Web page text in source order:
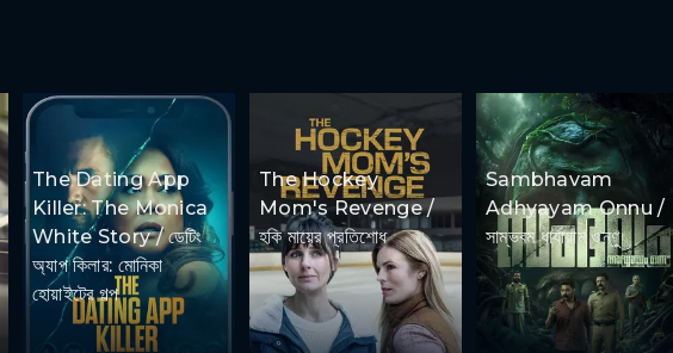
The Dating App
Killer: The Monica
White Story / ডেটিং
অ্যাপ কিলার: মোনিকা
হোয়াইটের গল্প
The Hockey
Mom's Revenge /
হকি মায়ের প্রতিশোধ
Sambhavam
Adhyayam Onnu /
সাম্ভবম ধার্যায়াম ওন্ণু